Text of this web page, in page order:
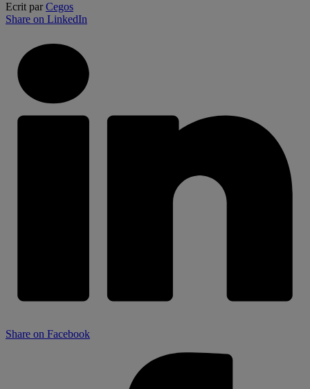
Ecrit parCegos
Share on LinkedIn
Share on Facebook